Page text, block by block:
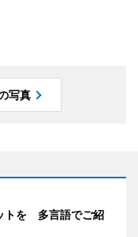
写真
トを 多言語でご紹